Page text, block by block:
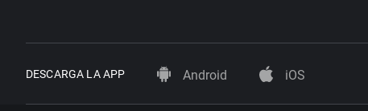
DESCARGA LA APP Android iOS